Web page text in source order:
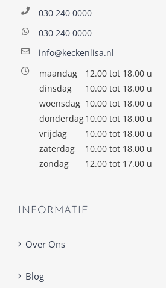
030 240 0000
030 240 0000
info@keckenlisa.nl
maandag
12.00 tot 18.00 u
dinsdag
10.00 tot 18.00 u
woensdag 10.00 tot 18.00 u
donderdag10.00 tot 18.00 u
vrijdag
10.00 tot 18.00 u
zaterdag
10.00 tot 18.00 u
zondag
12.00 tot 17.00 u
INFORMATIE
Over Ons
Blog